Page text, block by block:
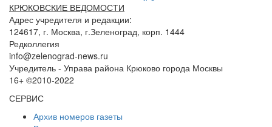
КРЮКОВСКИЕ ВЕДОМОСТИ
Адрес учредителя и редакции:
124617, г. Москва, г.Зеленоград, корп. 1444
Редколлегия
info@zelenograd-news.ru
Учредитель - Управа района Крюково города Москвы
16+ ©2010-2022
СЕРВИС
Архив номеров газеты